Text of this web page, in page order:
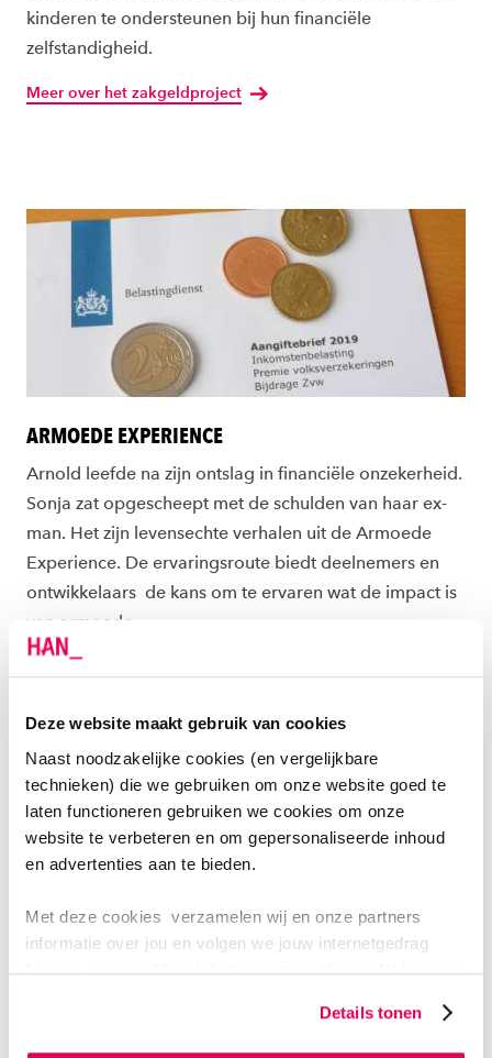
Deze website maakt gebruik van cookies
Naast noodzakelijke cookies (en vergelijkbare
technieken) die we gebruiken om onze website goed te
laten functioneren gebruiken we cookies om onze
website te verbeteren en om gepersonaliseerde inhoud
en advertenties aan te bieden.
Met deze cookies verzamelen wij en onze partners
informatie over jou en volgen we jouw internetgedrag
binnen, en mogelijk ook buiten onze website. Wij bouwen
website en communicatie aan op jouw voorkeuren. Ook
kunnen we zo gerichte advertenties laten zien op basis
Details tonen
kinderen te ondersteunen bij hun financiële
zelfstandigheid.
Meer over het zakgeldproject
ARMOEDE EXPERIENCE
Arnold leefde na zijn ontslag in financiële onzekerheid.
Sonja zat opgescheept met de schulden van haar ex-
man. Het zijn levensechte verhalen uit de Armoede
Experience. De ervaringsroute biedt deelnemers en
ontwikkelaars de kans om te ervaren wat de impact is
van armoede.
Wil je kansengelijkheid een keer aan de orde stellen in